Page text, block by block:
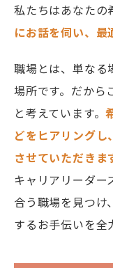
私たちはあなたの
にお話を伺い、最
職場とは、単なる
場所です。だから
と考えています。
どをヒアリング
させていただきま
キャリアリーダー
合う職場を見つけ
するお手伝いを全